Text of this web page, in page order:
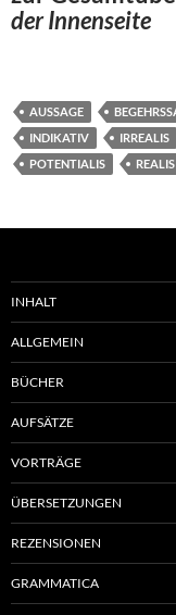
der Innenseite
AUSSAGE
INDIKATIV
IRREALIS
POTENTIALIS
REALIS
INHALT
ALLGEMEIN
BÜCHER
AUFSÄTZE
VORTRÄGE
ÜBERSETZUNGEN
REZENSIONEN
GRAMMATICA